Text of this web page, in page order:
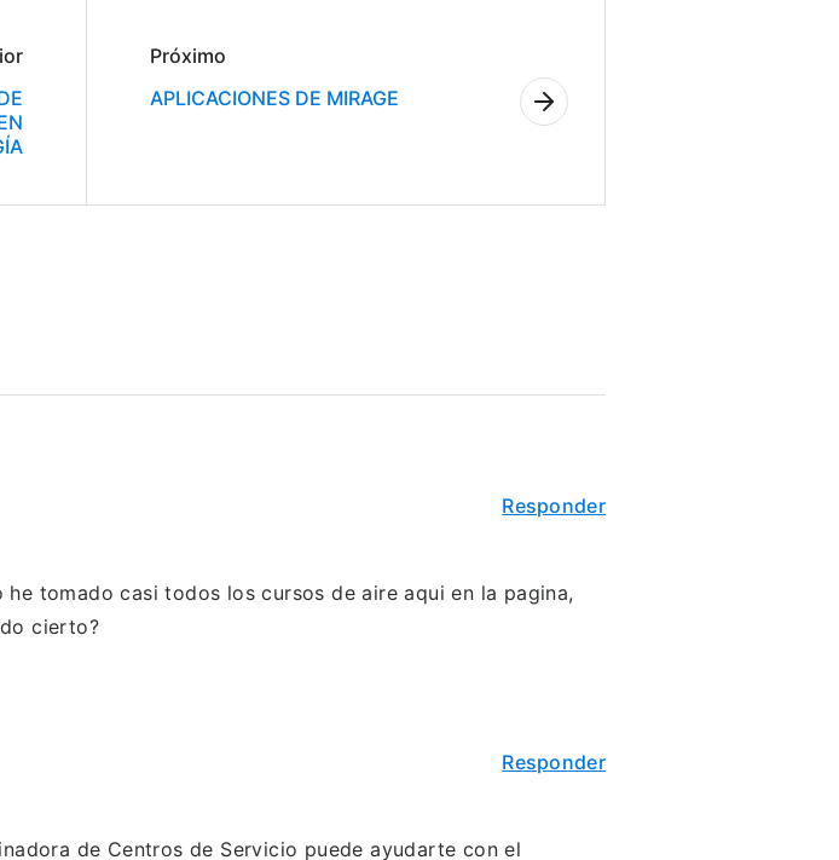
Próximo
APLICACIONES DE MIRAGE
Responder
tomado casi todos los cursos de aire aqui en la pagina,
cierto?
Responder
de Centros de Servicio puede ayudarte con el